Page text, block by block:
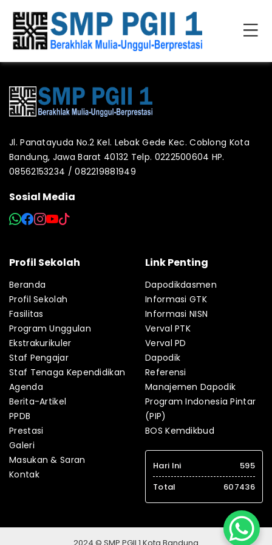
Jl. Panatayuda No.2 Kel. Lebak Gede Kec. Coblong Kota
Bandung, Jawa Barat 40132 Telp. 0222500604 HP.
08562153234 / 082219881949
Sosial Media
Profil Sekolah
Beranda
Profil Sekolah
Fasilitas
Program Unggulan
Ekstrakurikuler
Staf Pengajar
Staf Tenaga Kependidikan
Agenda
Berita-Artikel
PPDB
Prestasi
Galeri
Masukan & Saran
Kontak
Link Penting
Dapodikdasmen
Informasi GTK
Informasi NISN
Verval PTK
Verval PD
Dapodik
Referensi
Manajemen Dapodik
Program Indonesia Pintar
(PIP)
BOS Kemdikbud
Hari Ini
595
Total
607436